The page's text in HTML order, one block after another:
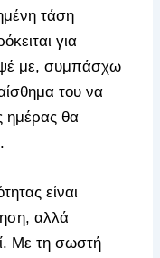
τάση
για
με, συμπάσχω
του να
ημέρας θα
είναι
αλλά
Με τη σωστή